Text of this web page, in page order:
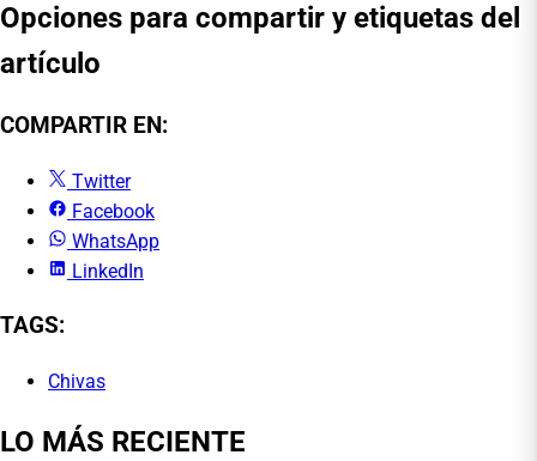
Opciones para compartir y etiquetas del
artículo
COMPARTIR EN:
Twitter
Facebook
WhatsApp
LinkedIn
TAGS:
Chivas
LO MÁS RECIENTE